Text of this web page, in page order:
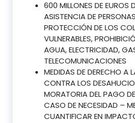
600 MILLONES DE EUROS
ASISTENCIA DE
PROTECCIÓN DE LOS
VULNERABLES,
AGUA, ELECTRICIDAD,
TELECOMUNICACIONES
MEDIDAS DE DERECHO A
CONTRA LOS
MORATORIA DEL PAGO
CASO DE NECESIDAD –
CUANTIFICAR EN